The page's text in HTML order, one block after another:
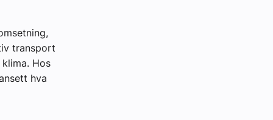
transport
Hos
hva